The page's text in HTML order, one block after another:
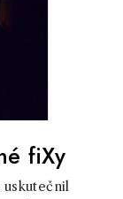
fiXy
uskutečnil